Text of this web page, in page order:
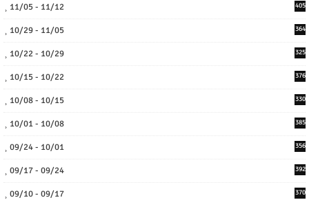
11/05 - 11/12 405
10/29 - 11/05 364
10/22 - 10/29 325
10/15 - 10/22 376
10/08 - 10/15 330
10/01 - 10/08 385
09/24 - 10/01 356
09/17 - 09/24 392
09/10 - 09/17 370